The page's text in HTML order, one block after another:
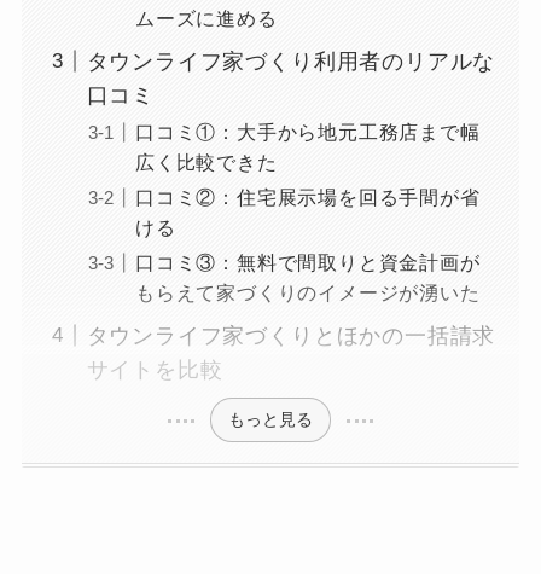
ムーズに進める
タウンライフ家づくり利用者のリアルな
口コミ
口コミ①：大手から地元工務店まで幅
広く比較できた
口コミ②：住宅展示場を回る手間が省
ける
口コミ③：無料で間取りと資金計画が
もらえて家づくりのイメージが湧いた
タウンライフ家づくりとほかの一括請求
サイトを比較
もっと見る